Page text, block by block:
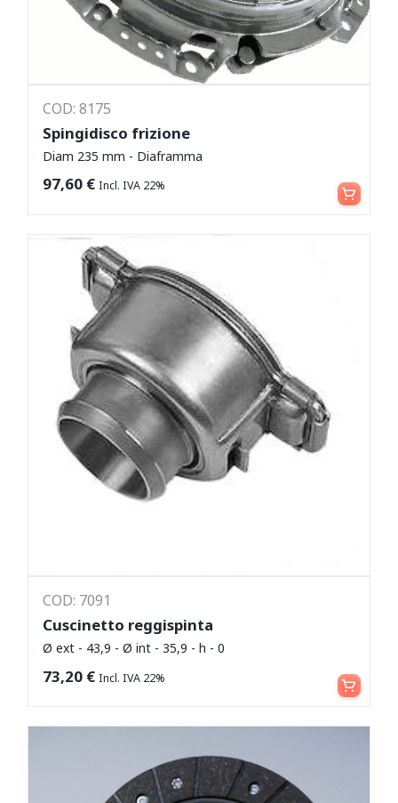
COD: 8175
Spingidisco frizione
Diam 235 mm - Diaframma
97,60 € Incl. IVA 22% Aggiungi al carrello
COD: 7091
Cuscinetto reggispinta
Ø ext - 43,9 - Ø int - 35,9 - h - 0
73,20 € Incl. IVA 22% Aggiungi al carrello